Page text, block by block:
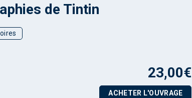
de Tintin
23,00€
ACHETER L'OUVRAGE